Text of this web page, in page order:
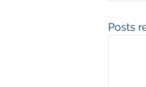
Posts